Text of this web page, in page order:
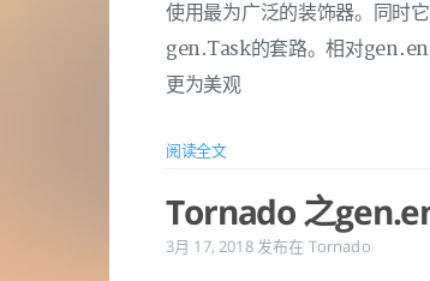
使用最为广泛的装饰器。同时
gen.Task的套路。相对
更为美观
阅读全文
Tornado 之
3月 17, 2018 发布在 Tornado